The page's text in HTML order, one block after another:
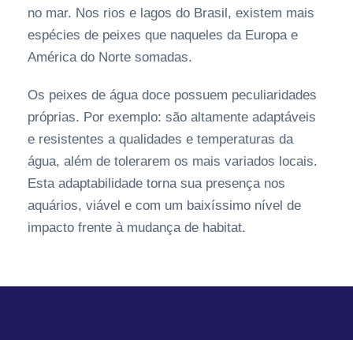
no mar. Nos rios e lagos do Brasil, existem mais
espécies de peixes que naqueles da Europa e
América do Norte somadas.
Os peixes de água doce possuem peculiaridades
próprias. Por exemplo: são altamente adaptáveis
e resistentes a qualidades e temperaturas da
água, além de tolerarem os mais variados locais.
Esta adaptabilidade torna sua presença nos
aquários, viável e com um baixíssimo nível de
impacto frente à mudança de habitat.